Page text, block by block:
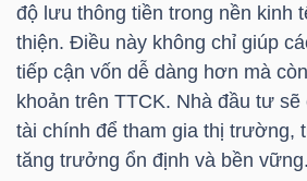
độ lưu thông tiền trong nền kinh
thiện. Điều này không chỉ giúp
tiếp cận vốn dễ dàng hơn mà
khoản trên TTCK. Nhà đầu tư
tài chính để tham gia thị trường,
tăng trưởng ổn định và bền vững.
NGUYÊN
VẬT
LIỆU